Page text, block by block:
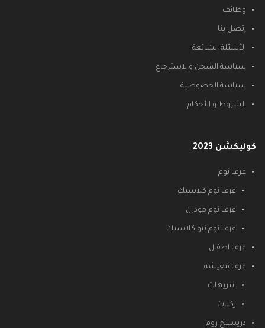
وظائف
إتصل بنا
الأسئلة الشائعة
سياسة الشحن والاسترجاع
سياسة الخصوصية
الشروط و الأحكام
كوليكشن 2023
غرف نوم
غرف نوم كلاسيك
غرف نوم مودرن
غرف نوم نيو كلاسيك
غرف اطفال
غرف معيشه
انتريهات
ركنات
دريسنج روم